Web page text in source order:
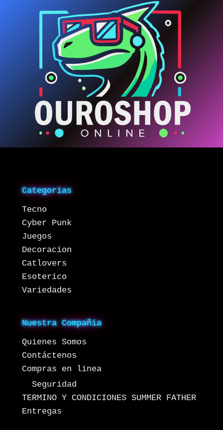
Categorias
Tecno
Cyber Punk
Juegos
Decoracion
Catlovers
Esoterico
Variedades
Nuestra Compañia
Quienes Somos
Contáctenos
Compras en linea
Seguridad
TERMINO Y CONDICIONES SUMMER FATHER
Entregas